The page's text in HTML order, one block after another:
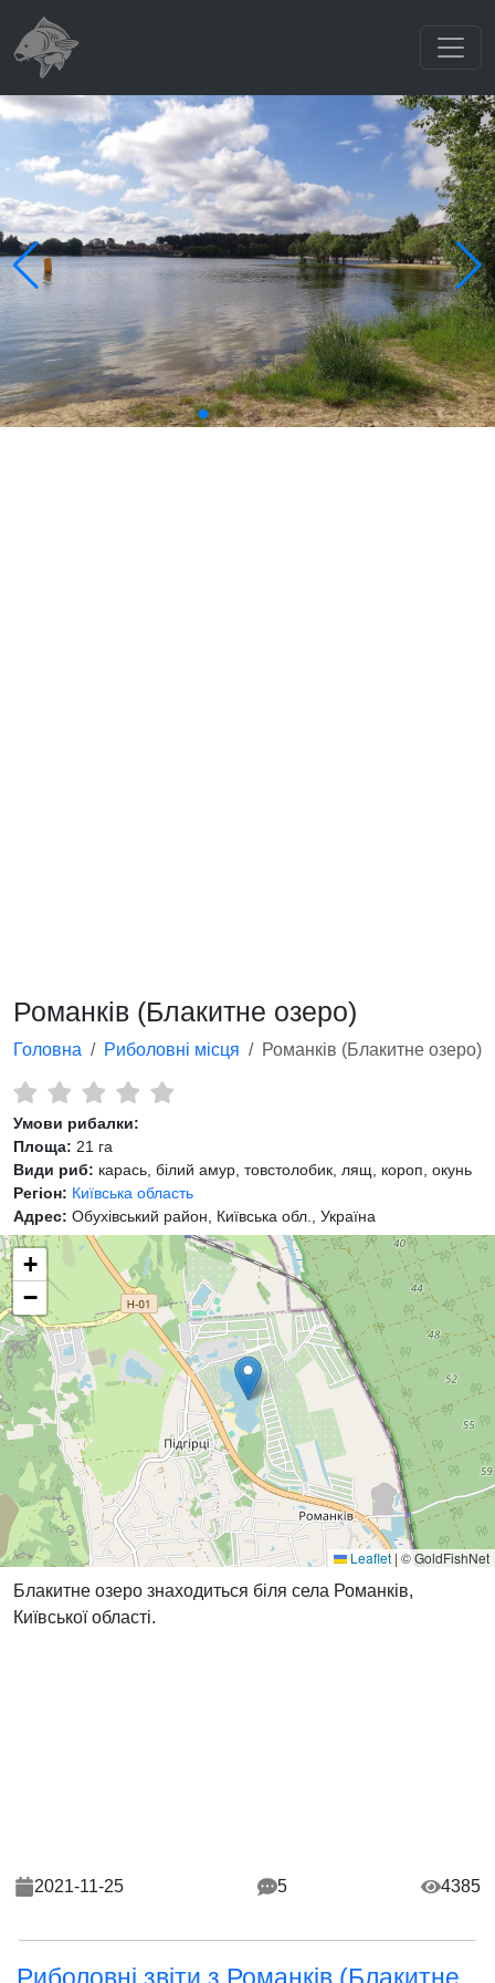
Романків (Блакитне озеро)
Головна Риболовні місця Романків (Блакитне озеро)
Умови рибалки:
Площа: 21 га
Види риб: карась, білий амур, товстолобик, лящ, короп, окунь
Регіон: Київська область
Адрес: Обухівський район, Київська обл., Україна
+
−
Leaflet|© GoldFishNet
Блакитне озеро знаходиться біля села Романків,
Київської області.
2021-11-25 5 4385